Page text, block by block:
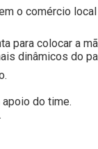
o comércio
para colocar a
dinâmicos do
do time.